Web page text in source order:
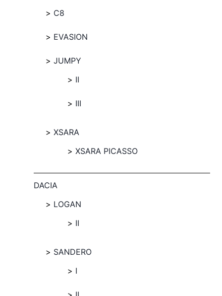
C8
EVASION
JUMPY
II
III
XSARA
XSARA PICASSO
DACIA
LOGAN
II
SANDERO
I